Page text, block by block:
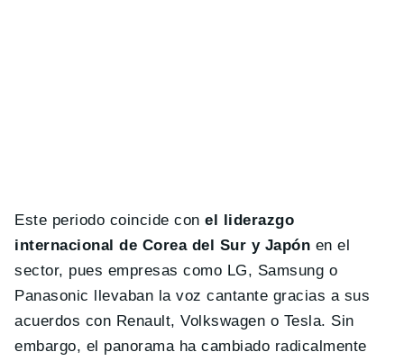
Este periodo coincide conel liderazgo
internacional de Corea del Sur y Japón en el
sector, pues empresas como LG, Samsung o
Panasonic llevaban la voz cantante gracias a sus
acuerdos con Renault, Volkswagen o Tesla. Sin
embargo, el panorama ha cambiado radicalmente